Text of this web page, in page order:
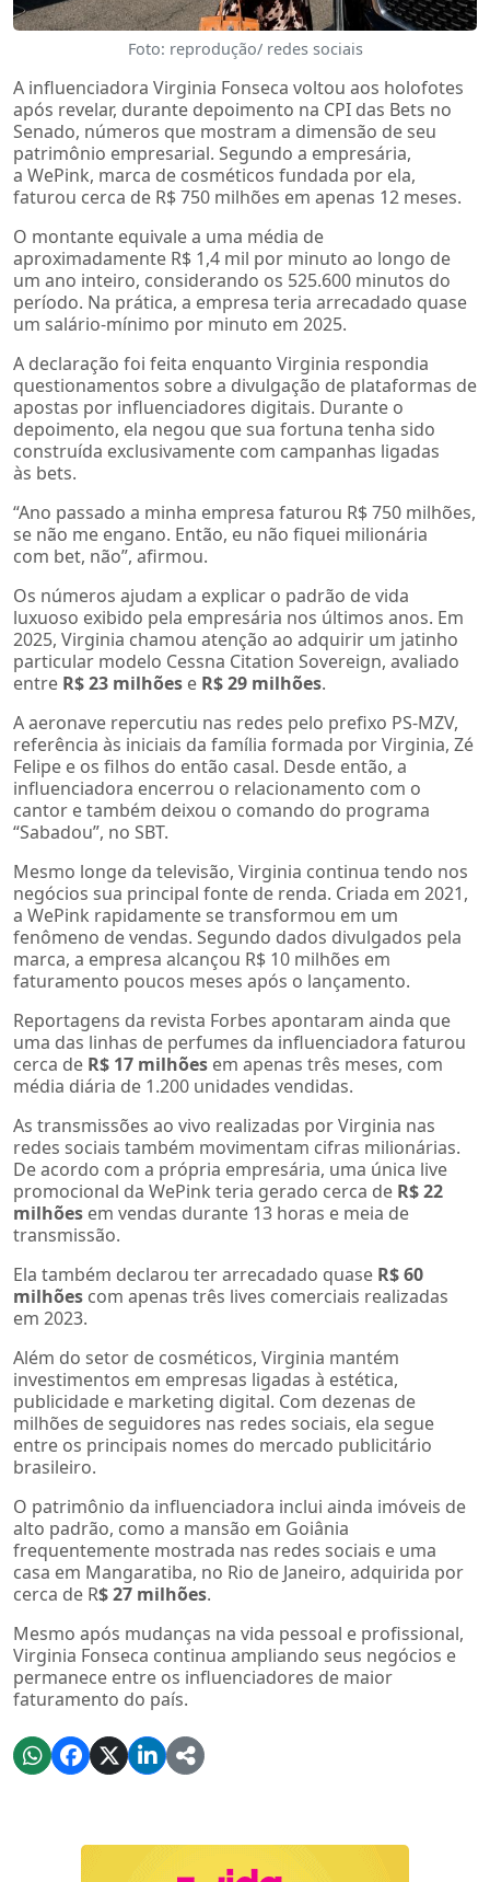
Foto: reprodução/ redes sociais
A influenciadora Virginia Fonseca voltou aos holofotes
após revelar, durante depoimento na CPI das Bets no
Senado, números que mostram a dimensão de seu
patrimônio empresarial. Segundo a empresária,
a WePink, marca de cosméticos fundada por ela,
faturou cerca de R$ 750 milhões em apenas 12 meses.
O montante equivale a uma média de
aproximadamente R$ 1,4 mil por minuto ao longo de
um ano inteiro, considerando os 525.600 minutos do
período. Na prática, a empresa teria arrecadado quase
um salário-mínimo por minuto em 2025.
A declaração foi feita enquanto Virginia respondia
questionamentos sobre a divulgação de plataformas de
apostas por influenciadores digitais. Durante o
depoimento, ela negou que sua fortuna tenha sido
construída exclusivamente com campanhas ligadas
às bets.
“Ano passado a minha empresa faturou R$ 750 milhões,
se não me engano. Então, eu não fiquei milionária
com bet, não”, afirmou.
Os números ajudam a explicar o padrão de vida
luxuoso exibido pela empresária nos últimos anos. Em
2025, Virginia chamou atenção ao adquirir um jatinho
particular modelo Cessna Citation Sovereign, avaliado
entre R$ 23 milhões e R$ 29 milhões.
A aeronave repercutiu nas redes pelo prefixo PS-MZV,
referência às iniciais da família formada por Virginia, Zé
Felipe e os filhos do então casal. Desde então, a
influenciadora encerrou o relacionamento com o
cantor e também deixou o comando do programa
“Sabadou”, no SBT.
Mesmo longe da televisão, Virginia continua tendo nos
negócios sua principal fonte de renda. Criada em 2021,
a WePink rapidamente se transformou em um
fenômeno de vendas. Segundo dados divulgados pela
marca, a empresa alcançou R$ 10 milhões em
faturamento poucos meses após o lançamento.
Reportagens da revista Forbes apontaram ainda que
uma das linhas de perfumes da influenciadora faturou
cerca de R$ 17 milhões em apenas três meses, com
média diária de 1.200 unidades vendidas.
As transmissões ao vivo realizadas por Virginia nas
redes sociais também movimentam cifras milionárias.
De acordo com a própria empresária, uma única live
promocional da WePink teria gerado cerca de R$ 22
milhões em vendas durante 13 horas e meia de
transmissão.
Ela também declarou ter arrecadado quase R$ 60
milhões com apenas três lives comerciais realizadas
em 2023.
Além do setor de cosméticos, Virginia mantém
investimentos em empresas ligadas à estética,
publicidade e marketing digital. Com dezenas de
milhões de seguidores nas redes sociais, ela segue
entre os principais nomes do mercado publicitário
brasileiro.
O patrimônio da influenciadora inclui ainda imóveis de
alto padrão, como a mansão em Goiânia
frequentemente mostrada nas redes sociais e uma
casa em Mangaratiba, no Rio de Janeiro, adquirida por
cerca de R$ 27 milhões.
Mesmo após mudanças na vida pessoal e profissional,
Virginia Fonseca continua ampliando seus negócios e
permanece entre os influenciadores de maior
faturamento do país.